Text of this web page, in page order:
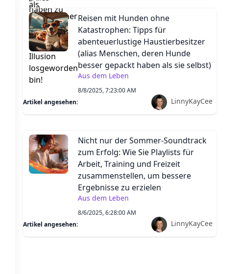
Reisen mit Hunden ohne
Katastrophen: Tipps für
abenteuerlustige Haustierbesitzer
(alias Menschen, deren Hunde
besser gepackt haben als sie selbst)
Aus dem Leben
8/8/2025, 7:23:00 AM
Artikel angesehen:
LinnyKayCee
Nicht nur der Sommer-Soundtrack
zum Erfolg: Wie Sie Playlists für
Arbeit, Training und Freizeit
zusammenstellen, um bessere
Ergebnisse zu erzielen
Aus dem Leben
8/6/2025, 6:28:00 AM
Artikel angesehen:
LinnyKayCee